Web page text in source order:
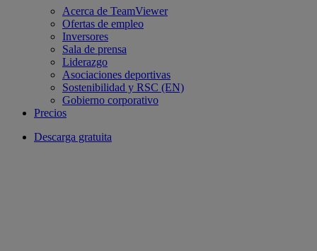
Acerca de TeamViewer
Ofertas de empleo
Inversores
Sala de prensa
Liderazgo
Asociaciones deportivas
Sostenibilidad y RSC (EN)
Gobierno corporativo
Precios
Descarga gratuita